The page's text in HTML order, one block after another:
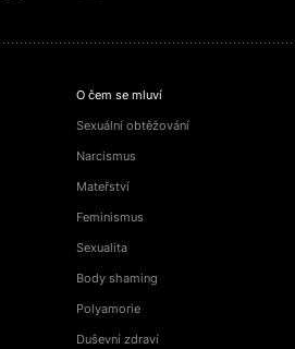
O čem se mluví
Sexuální obtěžování
Narcismus
Mateřství
Feminismus
Sexualita
Body shaming
Polyamorie
Duševní zdraví